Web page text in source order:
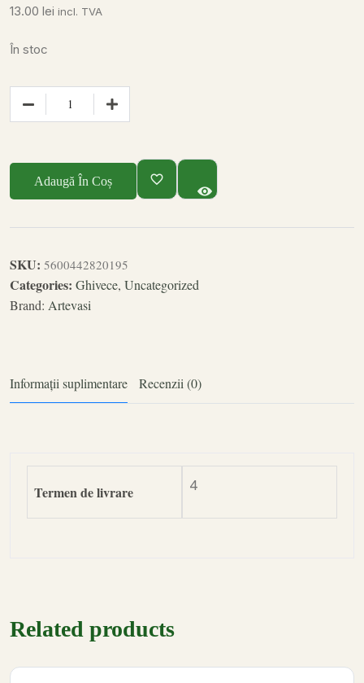
13.00 lei incl. TVA
În stoc
Adaugă În Coș
SKU: 5600442820195
Categories: Ghivece, Uncategorized
Brand: Artevasi
Informații suplimentare Recenzii (0)
Termen de livrare 4
Related products